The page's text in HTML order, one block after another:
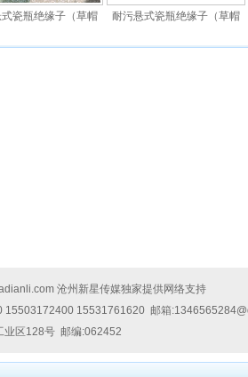
瓷瓶绝缘子（草帽 耐污悬式瓷瓶绝缘子（草帽
沧州新星传媒独家提供网络支持
15503172400 15531761620邮箱:
业区128号邮编:062452